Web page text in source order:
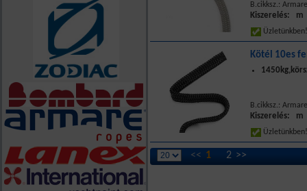
B.cikksz.:
Kiszerelés: m
Kötél 10es
B.cikksz.:
Kiszerelés: m
<< 1 2 >>